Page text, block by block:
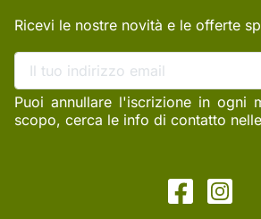
Ricevi le nostre novità e le offerte
Puoi annullare l'iscrizione in ogni
scopo, cerca le info di contatto